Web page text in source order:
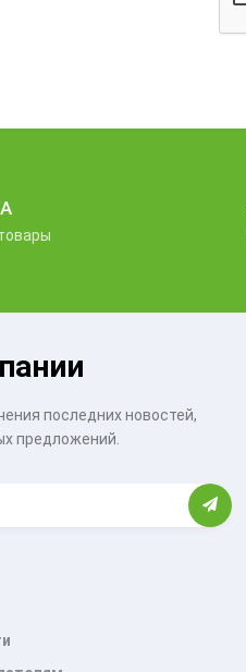
последних новостей,
предложений.